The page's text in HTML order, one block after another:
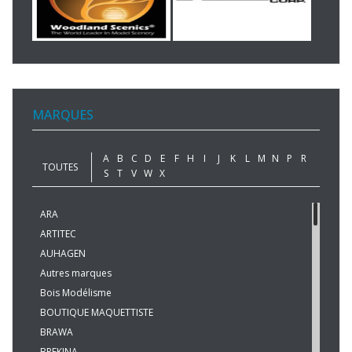
MARQUES
TOUTES
A B C D E F H I J K L M N P
R
S
T V W X
ARA
ARTITEC
AUHAGEN
Autres marques
Bois Modélisme
BOUTIQUE MAQUETTISTE
BRAWA